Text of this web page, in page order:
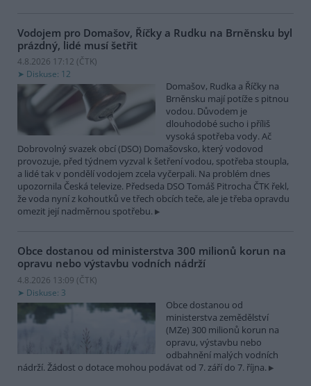
Vodojem pro Domašov, Říčky a Rudku na Brněnsku byl
prázdný, lidé musí šetřit
4.8.2026 17:12 (ČTK)
Diskuse: 12
Domašov, Rudka a Říčky na
Brněnsku mají potíže s pitnou
vodou. Důvodem je
dlouhodobé sucho i příliš
vysoká spotřeba vody. Ač
Dobrovolný svazek obcí (DSO) Domašovsko, který vodovod
provozuje, před týdnem vyzval k šetření vodou, spotřeba stoupla,
a lidé tak v pondělí vodojem zcela vyčerpali. Na problém dnes
upozornila Česká televize. Předseda DSO Tomáš Pitrocha ČTK řekl,
že voda nyní z kohoutků ve třech obcích teče, ale je třeba opravdu
omezit její nadměrnou spotřebu.
Obce dostanou od ministerstva 300 milionů korun na
opravu nebo výstavbu vodních nádrží
4.8.2026 13:09 (ČTK)
Diskuse: 3
Obce dostanou od
ministerstva zemědělství
(MZe) 300 milionů korun na
opravu, výstavbu nebo
odbahnění malých vodních
nádrží. Žádost o dotace mohou podávat od 7. září do 7. října.